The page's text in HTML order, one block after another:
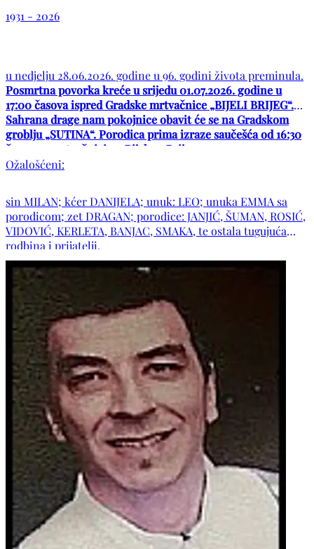
1931 - 2026
u nedjelju 28.06.2026. godine u 96. godini života preminula.
Posmrtna povorka kreće u srijedu 01.07.2026. godine u
17:00 časova ispred Gradske mrtvačnice „BIJELI BRIJEG“.
Sahrana drage nam pokojnice obavit će se na Gradskom
groblju „SUTINA“. Porodica prima izraze saučešća od 16:30
časova u mrtvačnici na Bijelom Brijegu.
Ožalošćeni:
sin MILAN; kćer DANIJELA; unuk: LEO; unuka EMMA sa
porodicom; zet DRAGAN; porodice: JANJIĆ, ŠUMAN, ROSIĆ,
VIDOVIĆ, KERLETA, BANJAC, SMAKA, te ostala tugujuća
rodbina i prijatelji.